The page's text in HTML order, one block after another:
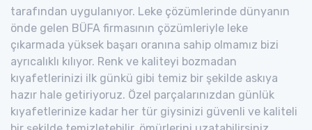
tarafından uygulanıyor. Leke çözümlerinde dünyanın
önde gelen BÜFA firmasının çözümleriyle leke
çıkarmada yüksek başarı oranına sahip olmamız bizi
ayrıcalıklı kılıyor. Renk ve kaliteyi bozmadan
kıyafetlerinizi ilk günkü gibi temiz bir şekilde askıya
hazır hale getiriyoruz. Özel parçalarınızdan günlük
kıyafetlerinize kadar her tür giysinizi güvenli ve kaliteli